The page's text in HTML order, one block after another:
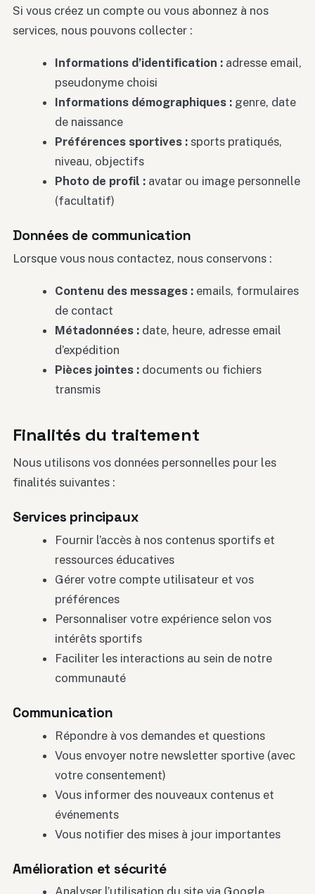
Si vous créez un compte ou vous abonnez à nos
services, nous pouvons collecter :
Informations d’identification :adresse email,
pseudonyme choisi
Informations démographiques :genre, date
de naissance
Préférences sportives :sports pratiqués,
niveau, objectifs
Photo de profil :avatar ou image personnelle
(facultatif)
Données de communication
Lorsque vous nous contactez, nous conservons :
Contenu des messages :emails, formulaires
de contact
Métadonnées :date, heure, adresse email
d’expédition
Pièces jointes :documents ou fichiers
transmis
Finalités du traitement
Nous utilisons vos données personnelles pour les
finalités suivantes :
Services principaux
Fournir l’accès à nos contenus sportifs et
ressources éducatives
Gérer votre compte utilisateur et vos
préférences
Personnaliser votre expérience selon vos
intérêts sportifs
Faciliter les interactions au sein de notre
communauté
Communication
Répondre à vos demandes et questions
Vous envoyer notre newsletter sportive (avec
votre consentement)
Vous informer des nouveaux contenus et
événements
Vous notifier des mises à jour importantes
Amélioration et sécurité